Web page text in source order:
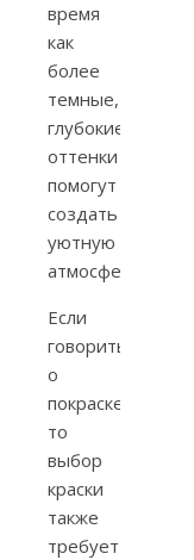
время
как
более
темные,
глубокие
оттенки
помогут
создать
уютную
атмосферу.
Если
говорить
о
покраске,
то
выбор
краски
также
требует